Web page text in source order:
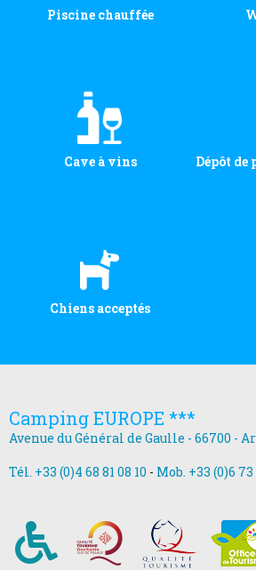
Piscine chauffée
Cave à vins Dépôt
Chiens acceptés
Camping EUROPE ***
Avenue du Général de Gaulle - 66700 -
Tél. +33 (0)4 68 81 08 10 - Mob. +33 (0)6 73